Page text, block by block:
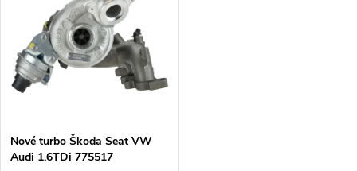
n
p
Nejprodávanější
Abecedně
p
i
s
Nové turbo Škoda Seat VW
Audi 1.6TDi 775517